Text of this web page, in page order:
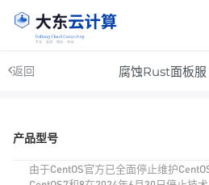
返回 腐蚀Rust面板服
产品型号
由于CentOS官方已全面停止维护